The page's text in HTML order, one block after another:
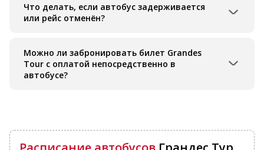
Что делать, если автобус задерживается
или рейс отменён?
Можно ли забронировать билет Grandes
Tour с оплатой непосредственно в
автобусе?